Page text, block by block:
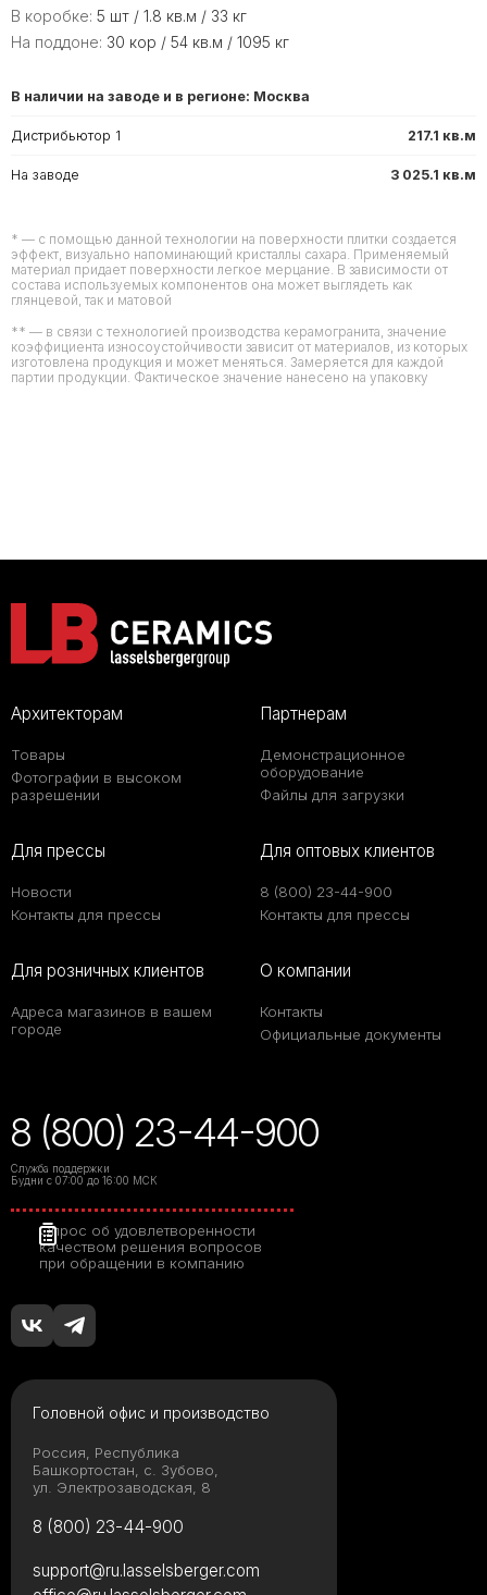
В коробке: 5 шт / 1.8 кв.м / 33 кг
На поддоне: 30 кор / 54 кв.м / 1095 кг
В наличии на заводе и в регионе: Москва
Дистрибьютор 1 217.1 кв.м
На заводе 3 025.1 кв.м
* — с помощью данной технологии на поверхности плитки создается
эффект, визуально напоминающий кристаллы сахара. Применяемый
материал придает поверхности легкое мерцание. В зависимости от
состава используемых компонентов она может выглядеть как
глянцевой, так и матовой
** — в связи с технологией производства керамогранита, значение
коэффициента износоустойчивости зависит от материалов, из которых
изготовлена продукция и может меняться. Замеряется для каждой
партии продукции. Фактическое значение нанесено на упаковку
Архитекторам
Товары
Фотографии в высоком
разрешении
Партнерам
Демонстрационное
оборудование
Файлы для загрузки
Для прессы
Новости
Контакты для прессы
Для оптовых клиентов
8 (800) 23-44-900
Контакты для прессы
Для розничных клиентов
Адреса магазинов в вашем
городе
О компании
Контакты
Официальные документы
8 (800) 23-44-900
Служба поддержки
Будни с 07:00 до 16:00 МСК
Опрос об удовлетворенности
качеством решения вопросов
при обращении в компанию
Головной офис и производство
Россия, Республика
Башкортостан, с. Зубово,
ул. Электрозаводская, 8
8 (800) 23-44-900
support@ru.lasselsberger.com